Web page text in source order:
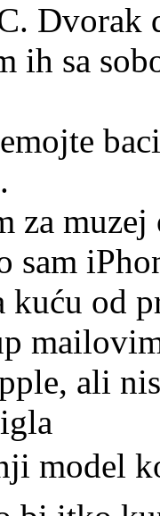
Dvorak
ih sa
za
sam
kuću od
ali
model